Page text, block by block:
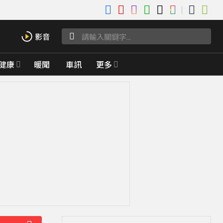
康 暖聞 車訊 更多